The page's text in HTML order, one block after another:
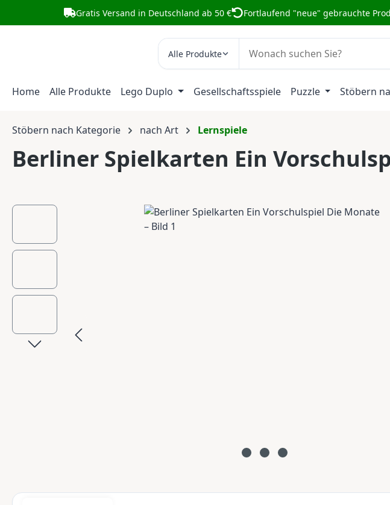
Hauptinhalt springen
Zur Suche springen
Zur Hauptnavigation springen
Gratis Versand in Deutschland ab 50 € Fortlaufend "neue" gebrauchte
Alle Produkte
Home Alle Produkte Lego Duplo Gesellschaftsspiele Puzzle Stöbern
Stöbern nach Kategorie nach Art Lernspiele
Berliner Spielkarten Ein
Bildergalerie überspringen